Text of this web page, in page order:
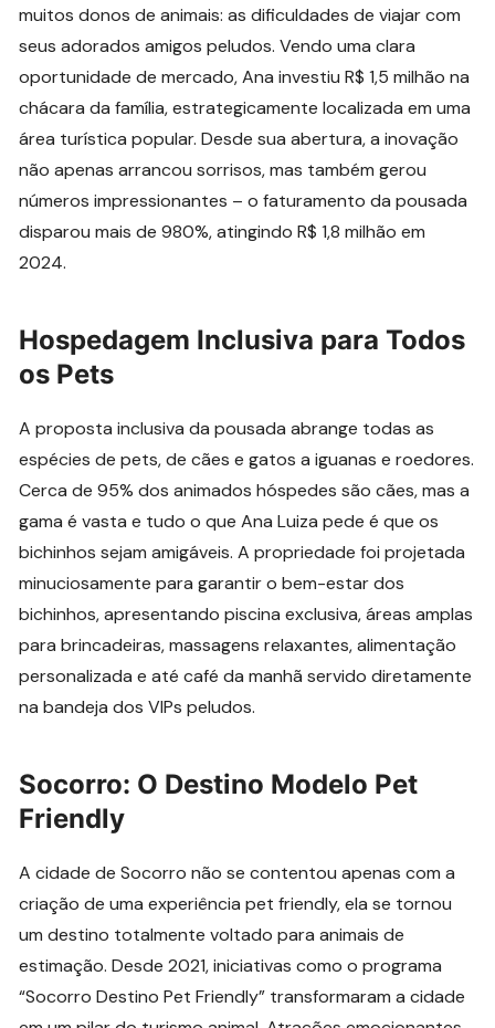
muitos donos de animais: as dificuldades de viajar com
seus adorados amigos peludos. Vendo uma clara
oportunidade de mercado, Ana investiu R$ 1,5 milhão na
chácara da família, estrategicamente localizada em uma
área turística popular. Desde sua abertura, a inovação
não apenas arrancou sorrisos, mas também gerou
números impressionantes – o faturamento da pousada
disparou mais de 980%, atingindo R$ 1,8 milhão em
2024.
Hospedagem Inclusiva para Todos
os Pets
A proposta inclusiva da pousada abrange todas as
espécies de pets, de cães e gatos a iguanas e roedores.
Cerca de 95% dos animados hóspedes são cães, mas a
gama é vasta e tudo o que Ana Luiza pede é que os
bichinhos sejam amigáveis. A propriedade foi projetada
minuciosamente para garantir o bem-estar dos
bichinhos, apresentando piscina exclusiva, áreas amplas
para brincadeiras, massagens relaxantes, alimentação
personalizada e até café da manhã servido diretamente
na bandeja dos VIPs peludos.
Socorro: O Destino Modelo Pet
Friendly
A cidade de Socorro não se contentou apenas com a
criação de uma experiência pet friendly, ela se tornou
um destino totalmente voltado para animais de
estimação. Desde 2021, iniciativas como o programa
“Socorro Destino Pet Friendly” transformaram a cidade